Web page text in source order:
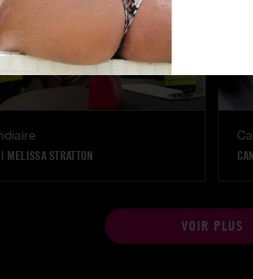
| MELISSA STRATTON
VOIR PLUS